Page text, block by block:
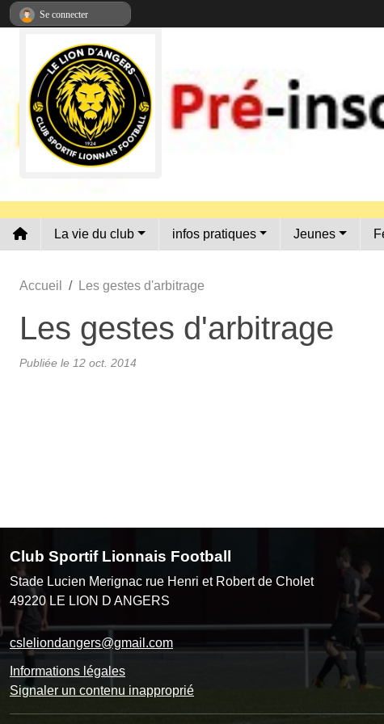
La vie du club infos pratiques Jeunes
Accueil Les gestes d'arbitrage
Les gestes d'arbitrage
Publiée le 12 oct. 2014
Club Sportif Lionnais Football
Stade Lucien Merignac rue Henri et Robert de Cholet
49220 LE LION D ANGERS
csleliondangers@gmail.com
Informations légales
Signaler un contenu inapproprié
Se connecter
•
Panneau de gestion des cookies